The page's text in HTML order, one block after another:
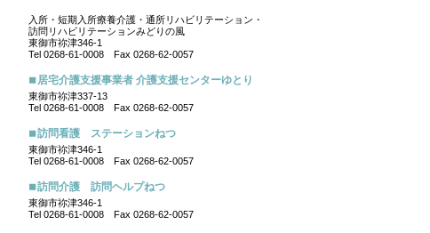
入所・短期入所療養介護・通所リハビリテーション・
訪問リハビリテーションみどりの風
東御市祢津346-1
Tel 0268-61-0008 Fax 0268-62-0057
居宅介護支援事業者 介護支援センターゆとり
東御市祢津337-13
Tel 0268-61-0008 Fax 0268-62-0057
訪問看護 ステーションねつ
東御市祢津346-1
Tel 0268-61-0008 Fax 0268-62-0057
訪問介護 訪問ヘルプねつ
東御市祢津346-1
Tel 0268-61-0008 Fax 0268-62-0057